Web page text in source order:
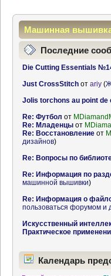
Машинная
Информационный
Последние
Die Cutting Essentials
Just CrossStitchот ariy(
Jolis torchons au point de
Re: Футбол от
Re: Младенцыот
Re: Восстановлениеот
дизайнов)
Re: Вопросы по
Re: Информация по
машинной вышивки)
Re: Информация о
пользоваться форумом и
Искусственный
Практическое
Календарь